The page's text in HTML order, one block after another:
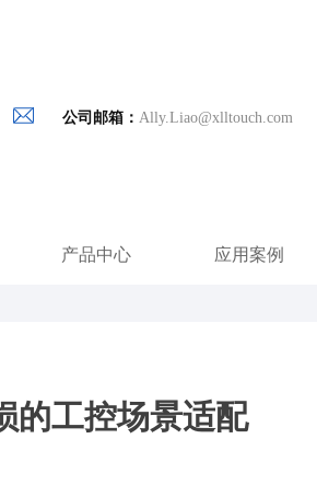
产品中心 应用案例
公司邮箱： Ally.Liao@xlltouch.com
的工控场景适配